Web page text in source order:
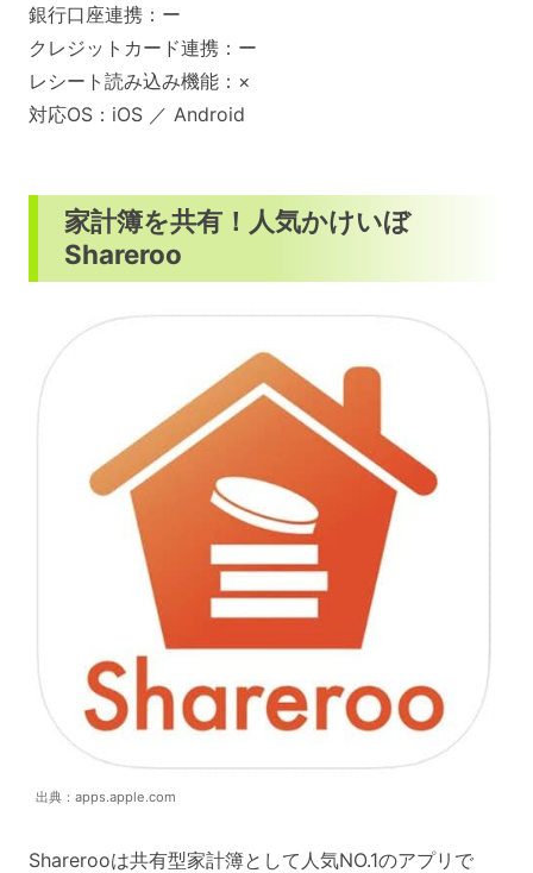
銀行口座連携：ー
クレジットカード連携：ー
レシート読み込み機能：×
対応OS：iOS ／ Android
家計簿を共有！人気かけいぼ
Shareroo
出典：apps.apple.com
Sharerooは共有型家計簿として人気NO.1のアプリで